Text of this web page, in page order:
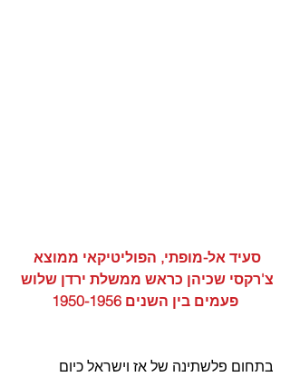
סעיד אל-מופתי, הפוליטיקאי ממוצא
צ'רקסי שכיהן כראש ממשלת ירדן שלוש
פעמים בין השנים 1950-1956
בתחום פלשתינה של אז וישראל כיום